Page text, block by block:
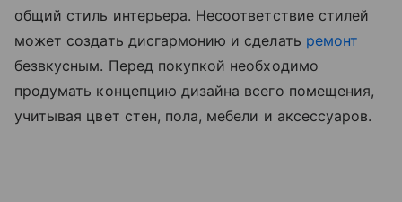
общий стиль интерьера. Несоответствие стилей
может создать дисгармонию и сделать ремонт
безвкусным. Перед покупкой необходимо
продумать концепцию дизайна всего помещения,
учитывая цвет стен, пола, мебели и аксессуаров.